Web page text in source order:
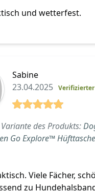
und wetterfest.
Sabine
23.04.2025
des Produkts:
Go Explore™
Viele Fächer,
zu